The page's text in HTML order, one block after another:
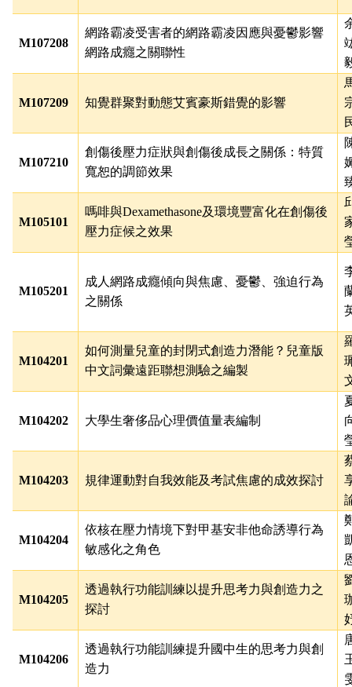
M107208
網路霸凌受害者的網路霸凌因應與憂鬱影響
網路成癮之關聯性
M107209 知覺群聚對動態艾賓豪斯錯覺的影響
M107210
創傷後壓力症狀與創傷後成長之關係：特質
寬恕的調節效果
M105101
嗎啡與Dexamethasone及環境豐富化在創傷後
壓力症候之效果
M105201
成人網路成癮傾向與焦慮、憂鬱、強迫行為
之關係
M104201
如何測量兒童的封閉式創造力潛能？兒童版
中文詞彙遠距聯想測驗之編製
M104202 大學生奢侈品心理價值量表編制
M104203 規律運動對自我效能及考試焦慮的成效探討
M104204
依核在壓力情境下對甲基安非他命誘導行為
敏感化之角色
M104205
透過執行功能訓練以提升思考力與創造力之
探討
M104206
透過執行功能訓練提升國中生的思考力與創
造力